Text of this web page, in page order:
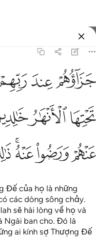
خالدين فيها ابدا رضي
خَـٰلِدِينَ فِيهَآ أَبَدًۭا ۖ رَّضِىَ
ﱝﱞ
ﱤﱥ
ﱬﱭﱮﱯ
Đế của họ là những
các dòng sông chảy.
sẽ hài lòng về họ và
Ngài ban cho. Đó là
ai kính sợ Thượng Đế